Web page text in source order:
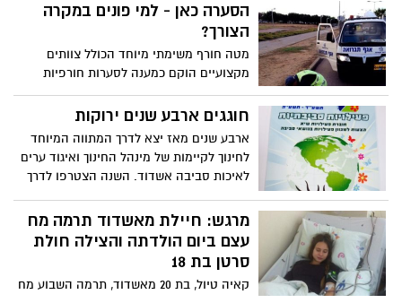
הסערה כאן - למי פונים במקרה
הצורך?
מטה חורף משימתי מיוחד הכולל צוותים
מקצועיים הוקם כמענה לסערות חורפיות
קיצוניות, רוחות עזות וכמות משקעים גבוהה.
בנוסף להערכות כלל האגפים בעירייה, המטה
התרחשות הנגרמת כתוצאה מהסערה
חוגגים ארבע שנים ירוקות
ארבע שנים מאז יצא לדרך המתווה המיוחד
לחינוך לקיימות של מינהל החינוך ואיגוד ערים
לאיכות סביבה אשדוד. השנה הצטרפו לדרך
ובסה"כ עשרים וחמישה בתי ספר יסודיים
באשדוד היו עסוקים בחודש האחרון בכתיבת
מתווה של חינוך לקיימות.
מרגש: חיילת מאשדוד תרמה מח
עצם ביום הולדתה והצילה חולת
סרטן בת 18
קאיה טיול, בת 20 מאשדוד, תרמה השבוע מח